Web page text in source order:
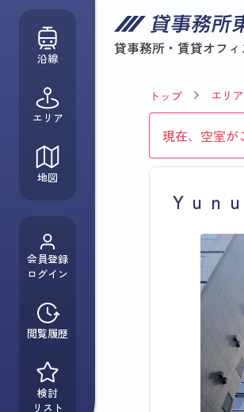
貸事務所・賃貸オフィ
沿線
エリア
地図
会員登録
ログイン
閲覧履歴
検討
リスト
トップ エリ
現在、空室が
Ｙｕｎ